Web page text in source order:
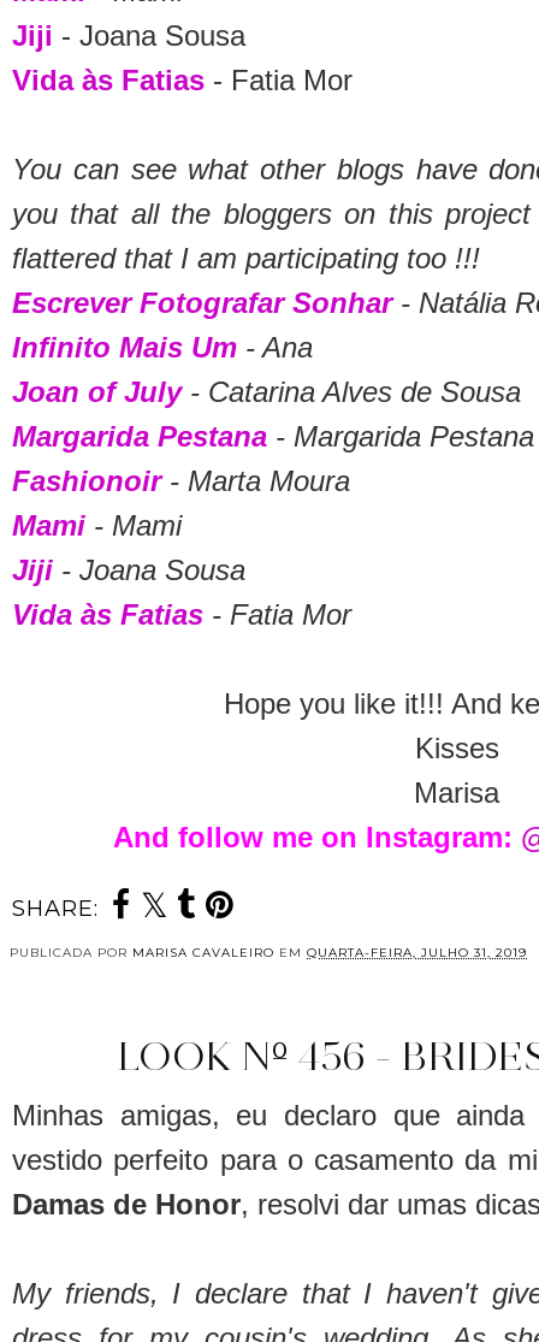
Jiji - Joana Sousa
Vida às Fatias - Fatia Mor
You can see what other blogs have
you that all the bloggers on this
flattered that I am participating too !!!
Escrever Fotografar Sonhar- Natália
Infinito Mais Um - Ana
Joan of July - Catarina Alves de Sousa
Margarida Pestana - Margarida Pestana
Fashionoir - Marta Moura
Mami - Mami
Jiji - Joana Sousa
Vida às Fatias - Fatia Mor
Hope you like it!!! And
Kisses
Marisa
And follow me on Instagram:
SHARE:
PUBLICADA POR MARISA CAVALEIRO EM QUARTA-FEIRA, JULHO 31, 2019
LOOK Nº 456 -
Minhas amigas, eu declaro que
vestido perfeito para o casamento da
Damas de Honor, resolvi dar umas
My friends, I declare that I haven't